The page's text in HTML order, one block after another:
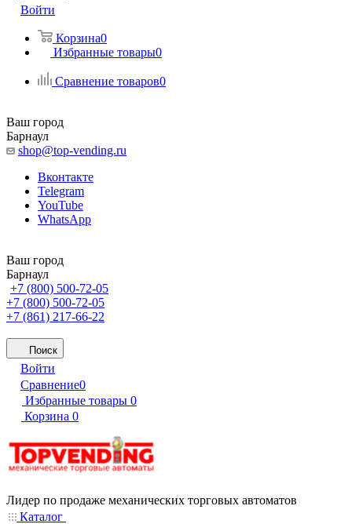
Войти
Корзина0
Избранные товары0
Сравнение товаров0
Ваш город
Барнаул
shop@top-vending.ru
Вконтакте
Telegram
YouTube
WhatsApp
Ваш город
Барнаул
+7 (800) 500-72-05
+7 (800) 500-72-05
+7 (861) 217-66-22
Поиск
Войти
Сравнение0
Избранные товары 0
Корзина 0
Лидер по продаже механических торговых автоматов
Каталог